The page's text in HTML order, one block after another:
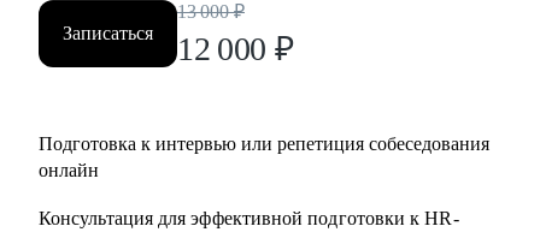
Записаться
13 000 ₽
12 000 ₽
Подготовка к интервью или репетиция собеседования
онлайн
Консультация для эффективной подготовки к HR-